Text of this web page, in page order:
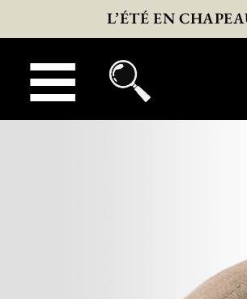
L’ÉTÉ EN